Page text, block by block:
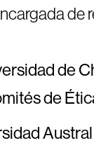
de
de
de